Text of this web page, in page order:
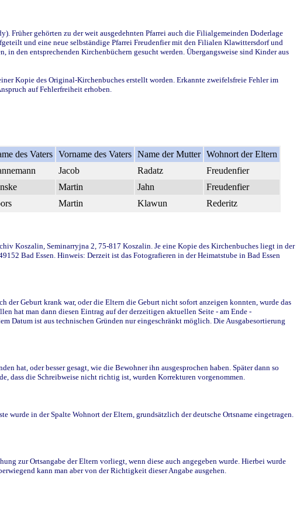
Früher gehörten zu der weit ausgedehnten Pfarrei auch die Filialgemeinden Doderlage
und eine neue selbständige Pfarrei Freudenfier mit den Filialen Klawittersdorf und
den entsprechenden Kirchenbüchern gesucht werden. Übergangsweise sind Kinder aus
Kopie des Original-Kirchenbuches erstellt worden. Erkannte zweifelsfreie Fehler im
auf Fehlerfreiheit erhoben.
des Vaters Vorname des Vaters Name der Mutter Wohnort der Eltern
Jacob Radatz
Freudenfier
Martin Jahn
Freudenfier
Martin Klawun Rederitz
Koszalin, Seminarryjna 2, 75-817 Koszalin. Je eine Kopie des Kirchenbuches liegt in der
Bad Essen. Hinweis: Derzeit ist das Fotografieren in der Heimatstube in Bad Essen
Geburt krank war, oder die Eltern die Geburt nicht sofort anzeigen konnten, wurde das
hat man dann diesen Eintrag auf der derzeitigen aktuellen Seite - am Ende -
Datum ist aus technischen Gründen nur eingeschränkt möglich. Die Ausgabesortierung
hat, oder besser gesagt, wie die Bewohner ihn ausgesprochen haben. Später dann so
dass die Schreibweise nicht richtig ist, wurden Korrekturen vorgenommen.
in der Spalte Wohnort der Eltern, grundsätzlich der deutsche Ortsname eingetragen.
zur Ortsangabe der Eltern vorliegt, wenn diese auch angegeben wurde. Hierbei wurde
kann man aber von der Richtigkeit dieser Angabe ausgehen.